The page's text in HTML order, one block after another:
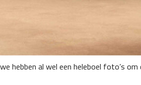
hebben al wel een heleboel foto’s